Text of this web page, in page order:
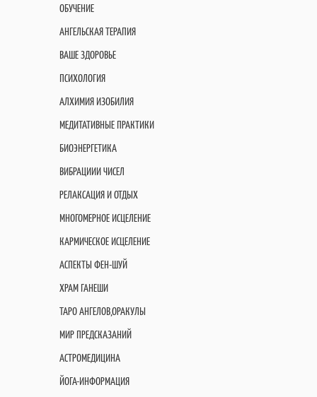
ОБУЧЕНИЕ
АНГЕЛЬСКАЯ ТЕРАПИЯ
ВАШЕ ЗДОРОВЬЕ
ПСИХОЛОГИЯ
АЛХИМИЯ ИЗОБИЛИЯ
МЕДИТАТИВНЫЕ ПРАКТИКИ
БИОЭНЕРГЕТИКА
ВИБРАЦИИИ ЧИСЕЛ
РЕЛАКСАЦИЯ И ОТДЫХ
МНОГОМЕРНОЕ ИСЦЕЛЕНИЕ
КАРМИЧЕСКОЕ ИСЦЕЛЕНИЕ
АСПЕКТЫ ФЕН-ШУЙ
ХРАМ ГАНЕШИ
ТАРО АНГЕЛОВ,ОРАКУЛЫ
МИР ПРЕДСКАЗАНИЙ
АСТРОМЕДИЦИНА
ЙОГА-ИНФОРМАЦИЯ